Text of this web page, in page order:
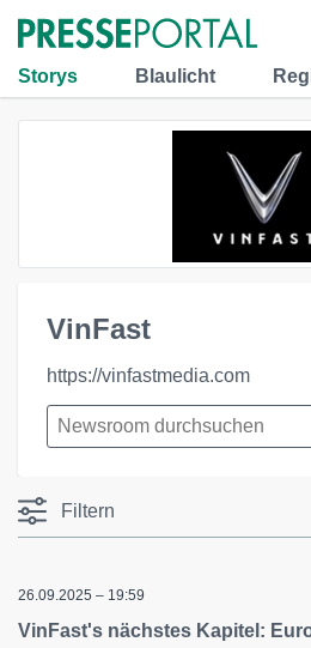
Storys Blaulicht
VinFast
https://vinfastmedia.com
Filtern
26.09.2025 – 19:59
VinFast's nächstes Kapitel: